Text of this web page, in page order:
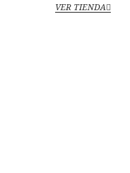
VER TIENDA